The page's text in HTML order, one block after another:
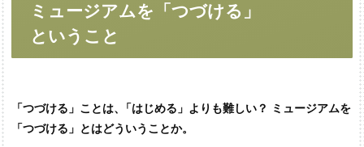
ミュージアムを 「つづける」
ということ
「つづける」ことは、
「はじめる」よりも難しい？ ミュージアムを
「つづける」とはどういうことか。